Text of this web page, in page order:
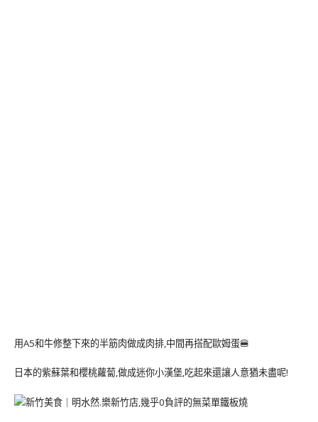
用A5和牛修整下來的半筋肉做成肉排,中間再搭配歐姆蛋🍔
日本的紫蘇葉和櫻桃蘿蔔,做成迷你小漢堡,吃起來還讓人意猶未盡呢!